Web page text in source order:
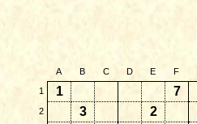
A B C D E F
1
1 7
2 3 2